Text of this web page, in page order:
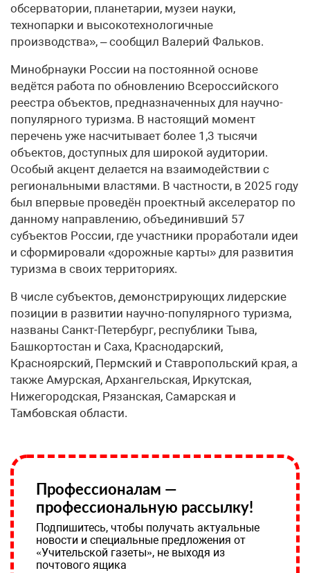
обсерватории, планетарии, музеи науки,
технопарки и высокотехнологичные
производства», – сообщил Валерий Фальков.
Минобрнауки России на постоянной основе
ведётся работа по обновлению Всероссийского
реестра объектов, предназначенных для научно-
популярного туризма. В настоящий момент
перечень уже насчитывает более 1,3 тысячи
объектов, доступных для широкой аудитории.
Особый акцент делается на взаимодействии с
региональными властями. В частности, в 2025 году
был впервые проведён проектный акселератор по
данному направлению, объединивший 57
субъектов России, где участники проработали идеи
и сформировали «дорожные карты» для развития
туризма в своих территориях.
В числе субъектов, демонстрирующих лидерские
позиции в развитии научно-популярного туризма,
названы Санкт-Петербург, республики Тыва,
Башкортостан и Саха, Краснодарский,
Красноярский, Пермский и Ставропольский края, а
также Амурская, Архангельская, Иркутская,
Нижегородская, Рязанская, Самарская и
Тамбовская области.
Профессионалам —
профессиональную рассылку!
Подпишитесь, чтобы получать актуальные
новости и специальные предложения от
«Учительской газеты», не выходя из
почтового ящика